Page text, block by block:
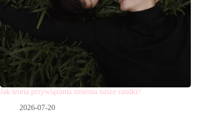
Jak teoria przywiązania zmienia nasze randki?
2026-07-20